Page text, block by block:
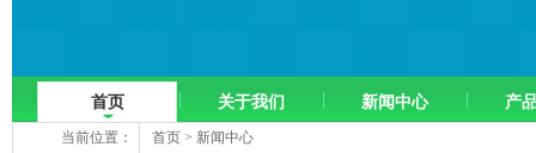
首页 关于我们 新闻中心 产
当前位置： 首页 > 新闻中心